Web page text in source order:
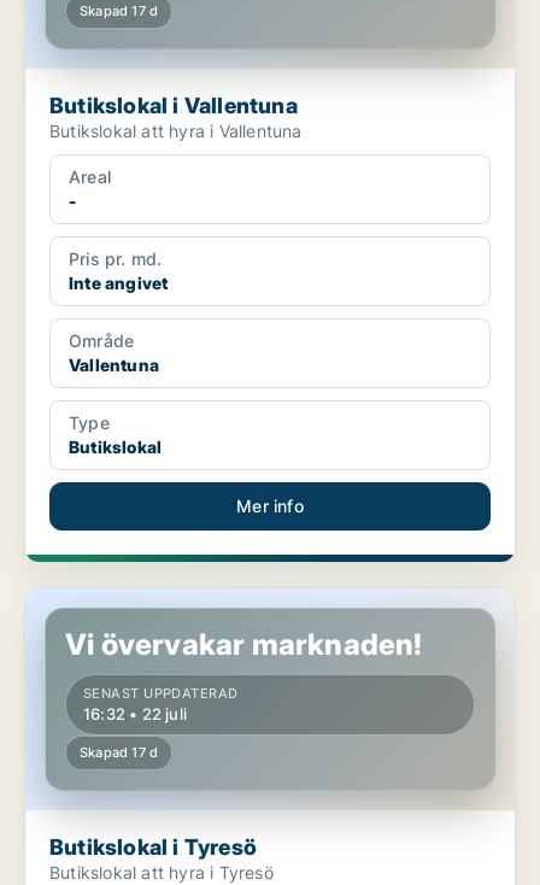
Skapad 17 d
Butikslokal i Vallentuna
Butikslokal att hyra i Vallentuna
Areal
-
Pris pr. md.
Inte angivet
Område
Vallentuna
Type
Butikslokal
Mer info
Butikslokal i Tyresö
Vi övervakar marknaden!
SENAST UPPDATERAD
16:32 • 22 juli
Skapad 17 d
Butikslokal i Tyresö
Butikslokal att hyra i Tyresö